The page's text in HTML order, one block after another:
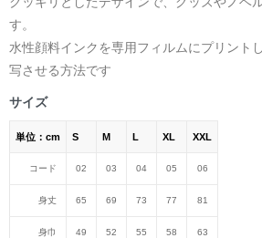
す。
水性顔料インクを専用フィルムにプリント
写させる方法です
サイズ
単位：cm S M L XL XXL
コード 02 03 04 05 06
身丈 65 69 73 77 81
身巾 49 52 55 58 63